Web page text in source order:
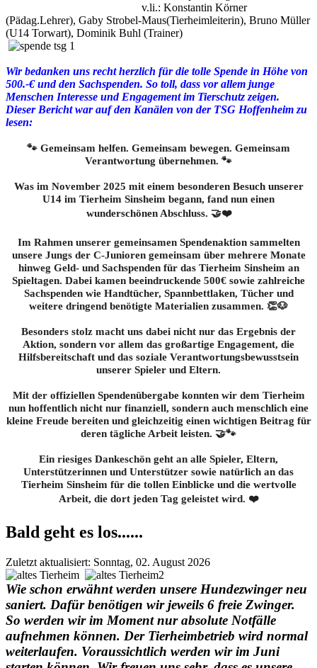
v.li.: Konstantin Körner
(Pädag.Lehrer), Gaby Strobel-Maus(Tierheimleiterin), Bruno Müller
(U14 Torwart), Dominik Buhl (Trainer)
Wir bedanken uns recht herzlich für die tolle Spende in Höhe von
500.-€ und den Sachspenden. So toll, dass vor allem junge
Menschen Interesse und Engagement im Tierschutz zeigen.
Dieser Bericht war auf den Kanälen von der TSG Hoffenheim zu
lesen:
🐾 Gemeinsam helfen. Gemeinsam bewegen. Gemeinsam
Verantwortung übernehmen. 🐾
Was im November 2025 mit einem besonderen Besuch unserer
U14 im Tierheim Sinsheim begann, fand nun einen
wunderschönen Abschluss. 🤝❤️
Im Rahmen unserer gemeinsamen Spendenaktion sammelten
unsere Jungs der C-Junioren gemeinsam über mehrere Monate
hinweg Geld- und Sachspenden für das Tierheim Sinsheim an
Spieltagen. Dabei kamen beeindruckende 500€ sowie zahlreiche
Sachspenden wie Handtücher, Spannbettlaken, Tücher und
weitere dringend benötigte Materialien zusammen. 👏🐶
Besonders stolz macht uns dabei nicht nur das Ergebnis der
Aktion, sondern vor allem das großartige Engagement, die
Hilfsbereitschaft und das soziale Verantwortungsbewusstsein
unserer Spieler und Eltern.
Mit der offiziellen Spendenübergabe konnten wir dem Tierheim
nun hoffentlich nicht nur finanziell, sondern auch menschlich eine
kleine Freude bereiten und gleichzeitig einen wichtigen Beitrag für
deren tägliche Arbeit leisten. 🤝🐾
Ein riesiges Dankeschön geht an alle Spieler, Eltern,
Unterstützerinnen und Unterstützer sowie natürlich an das
Tierheim Sinsheim für die tollen Einblicke und die wertvolle
Arbeit, die dort jeden Tag geleistet wird. ❤️
Bald geht es los......
Zuletzt aktualisiert: Sonntag, 02. August 2026
Wie schon erwähnt werden unsere Hundezwinger neu
saniert. Dafür benötigen wir jeweils 6 freie Zwinger.
So werden wir im Moment nur absolute Notfälle
aufnehmen können. Der Tierheimbetrieb wird normal
weiterlaufen. Voraussichtlich werden wir im Juni